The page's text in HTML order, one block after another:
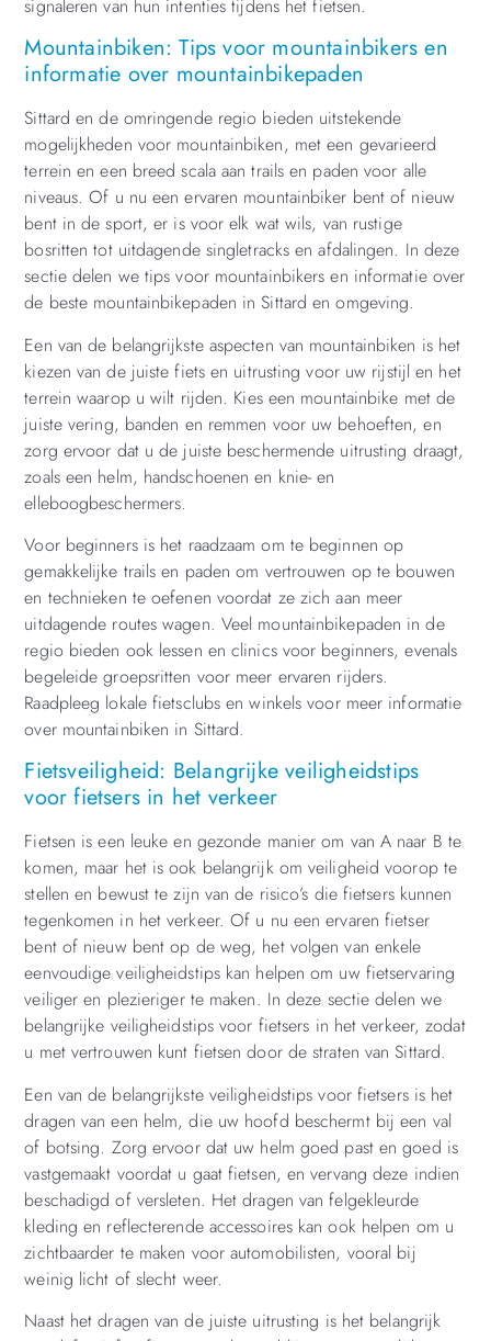
signaleren van hun intenties tijdens het fietsen.
Mountainbiken: Tips voor mountainbikers en
informatie over mountainbikepaden
Sittard en de omringende regio bieden uitstekende
mogelijkheden voor mountainbiken, met een gevarieerd
terrein en een breed scala aan trails en paden voor alle
niveaus. Of u nu een ervaren mountainbiker bent of nieuw
bent in de sport, er is voor elk wat wils, van rustige
bosritten tot uitdagende singletracks en afdalingen. In deze
sectie delen we tips voor mountainbikers en informatie over
de beste mountainbikepaden in Sittard en omgeving.
Een van de belangrijkste aspecten van mountainbiken is het
kiezen van de juiste fiets en uitrusting voor uw rijstijl en het
terrein waarop u wilt rijden. Kies een mountainbike met de
juiste vering, banden en remmen voor uw behoeften, en
zorg ervoor dat u de juiste beschermende uitrusting draagt,
zoals een helm, handschoenen en knie- en
elleboogbeschermers.
Voor beginners is het raadzaam om te beginnen op
gemakkelijke trails en paden om vertrouwen op te bouwen
en technieken te oefenen voordat ze zich aan meer
uitdagende routes wagen. Veel mountainbikepaden in de
regio bieden ook lessen en clinics voor beginners, evenals
begeleide groepsritten voor meer ervaren rijders.
Raadpleeg lokale fietsclubs en winkels voor meer informatie
over mountainbiken in Sittard.
Fietsveiligheid: Belangrijke veiligheidstips
voor fietsers in het verkeer
Fietsen is een leuke en gezonde manier om van A naar B te
komen, maar het is ook belangrijk om veiligheid voorop te
stellen en bewust te zijn van de risico’s die fietsers kunnen
tegenkomen in het verkeer. Of u nu een ervaren fietser
bent of nieuw bent op de weg, het volgen van enkele
eenvoudige veiligheidstips kan helpen om uw fietservaring
veiliger en plezieriger te maken. In deze sectie delen we
belangrijke veiligheidstips voor fietsers in het verkeer, zodat
u met vertrouwen kunt fietsen door de straten van Sittard.
Een van de belangrijkste veiligheidstips voor fietsers is het
dragen van een helm, die uw hoofd beschermt bij een val
of botsing. Zorg ervoor dat uw helm goed past en goed is
vastgemaakt voordat u gaat fietsen, en vervang deze indien
beschadigd of versleten. Het dragen van felgekleurde
kleding en reflecterende accessoires kan ook helpen om u
zichtbaarder te maken voor automobilisten, vooral bij
weinig licht of slecht weer.
Naast het dragen van de juiste uitrusting is het belangrijk